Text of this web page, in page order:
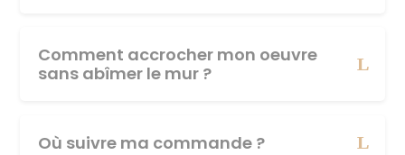
Comment accrocher mon oeuvre
sans abîmer le mur ?
Où suivre ma commande ?